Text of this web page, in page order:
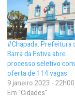
#Chapada: Prefeitura
Barra da Estiva abre
processo seletivo com
oferta de 114 vagas
9 janeiro 2023 - 22h00
Em "Cidades"